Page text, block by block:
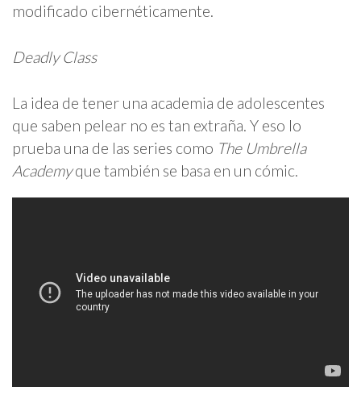
modificado cibernéticamente.
Deadly Class
La idea de tener una academia de adolescentes
que saben pelear no es tan extraña. Y eso lo
prueba una de las series como The Umbrella
Academyque también se basa en un cómic.